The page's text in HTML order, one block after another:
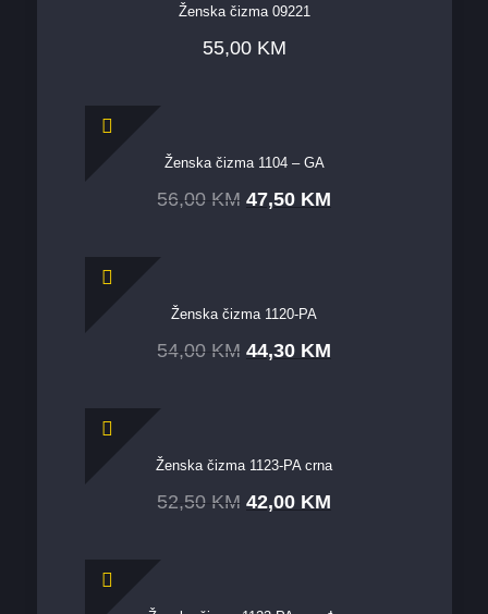
Ženska čizma 09221
55,00 KM
Ženska čizma 1104 – GA
56,00 KM 47,50 KM
Ženska čizma 1120-PA
54,00 KM 44,30 KM
Ženska čizma 1123-PA crna
52,50 KM 42,00 KM